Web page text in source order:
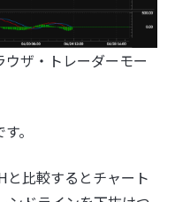
ウザ・トレーダーモー
。
と比較するとチャート